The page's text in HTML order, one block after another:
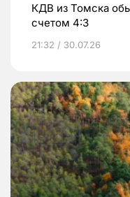
КДВ из Томска
счетом 4:3
21:32 / 30.07.26